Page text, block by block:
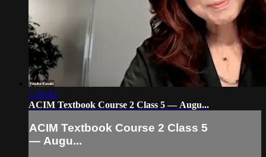
1:36:42
ACIM Textbook Course 2 Class 5 — Augu...
ACIM Textbook Course 2 Class 5
— Augu...